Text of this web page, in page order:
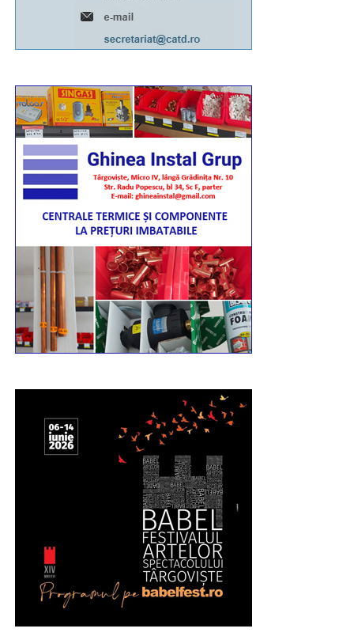
Mai multe video pe pagina de Facebook
Urmărește Incomod Media și pe Google News
RECLAMA